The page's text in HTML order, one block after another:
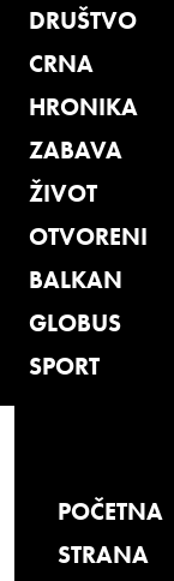
DRUŠTVO
CRNA
HRONIKA
ZABAVA
ŽIVOT
OTVORENI
BALKAN
GLOBUS
SPORT
POČETNA
STRANA